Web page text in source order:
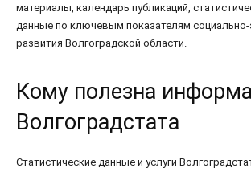
материалы, календарь публикаций,
данные по ключевым показателям социально-
развития Волгоградской области.
Кому полезна
Волгоградстата
Статистические данные и услуги